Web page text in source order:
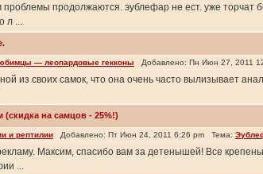
продолжаются. эублефар не ест. уже торчат
л ...
— леопардовые гекконы Добавлено: Пн Июн 27, 2011
из своих самок, что она очень часто вылизывает
на самцов - 25%!)
и рептилии Добавлено: Пт Июн 24, 2011 6:26 pm Тема:
Максим, спасибо вам за детенышей! Все
...